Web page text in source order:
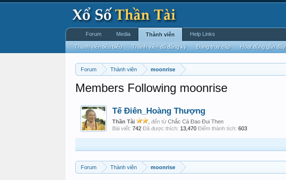
Forum Thành viên moonrise
Members Following moonrise
Tế Điên_Hoàng Thượng
Thần Tài đến từ Chắc Cà Đao Đui Then
Bài viết: 742 Đã được thích: 13,470 Điểm thành tích: 603
Forum Thành viên moonrise
Forum Media Thành viên
Thành viên tiêu biểu Thành viên đã đăng ký Đang truy cập Hoạt động gần đây
Help Links